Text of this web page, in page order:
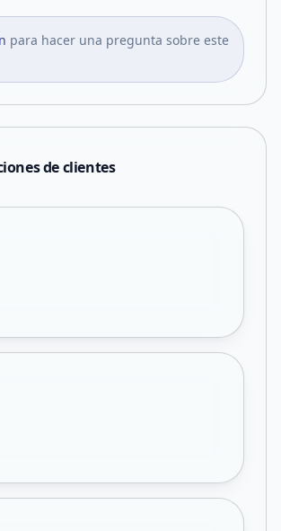
para hacer una pregunta sobre este
de clientes